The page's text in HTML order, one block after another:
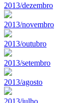
2013/dezembro
2013/novembro
2013/outubro
2013/setembro
2013/agosto
2013/julho